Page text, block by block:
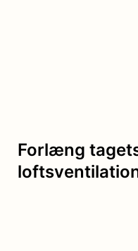
Forlæng